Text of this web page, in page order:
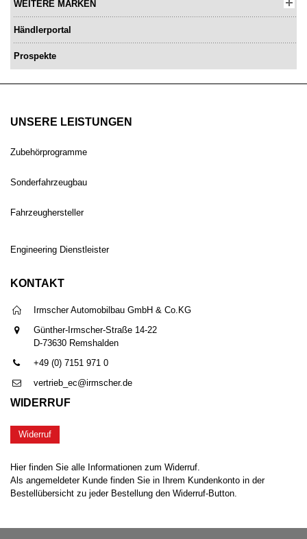
WEITERE MARKEN
Händlerportal
Prospekte
UNSERE LEISTUNGEN
Zubehörprogramme
Sonderfahrzeugbau
Fahrzeughersteller
Engineering Dienstleister
KONTAKT
Irmscher Automobilbau GmbH & Co.KG
Günther-Irmscher-Straße 14-22
D-73630 Remshalden
+49 (0) 7151 971 0
vertrieb_ec@irmscher.de
WIDERRUF
Widerruf
Hier finden Sie alle Informationen zum Widerruf.
Als angemeldeter Kunde finden Sie in Ihrem Kundenkonto in der
Bestellübersicht zu jeder Bestellung den Widerruf-Button.